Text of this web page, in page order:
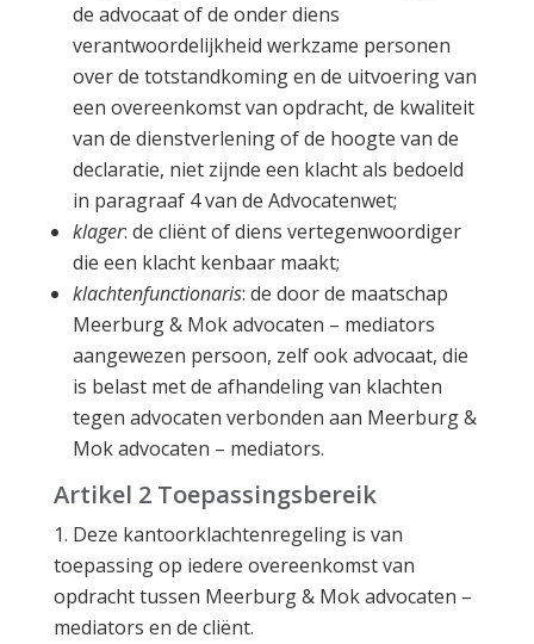
de advocaat of de onder diens
verantwoordelijkheid werkzame personen
over de totstandkoming en de uitvoering van
een overeenkomst van opdracht, de kwaliteit
van de dienstverlening of de hoogte van de
declaratie, niet zijnde een klacht als bedoeld
in paragraaf 4 van de Advocatenwet;
klager: de cliënt of diens vertegenwoordiger
die een klacht kenbaar maakt;
klachtenfunctionaris: de door de maatschap
Meerburg & Mok advocaten – mediators
aangewezen persoon, zelf ook advocaat, die
is belast met de afhandeling van klachten
tegen advocaten verbonden aan Meerburg &
Mok advocaten – mediators.
Artikel 2 Toepassingsbereik
Deze kantoorklachtenregeling is van
toepassing op iedere overeenkomst van
opdracht tussen Meerburg & Mok advocaten –
mediators en de cliënt.